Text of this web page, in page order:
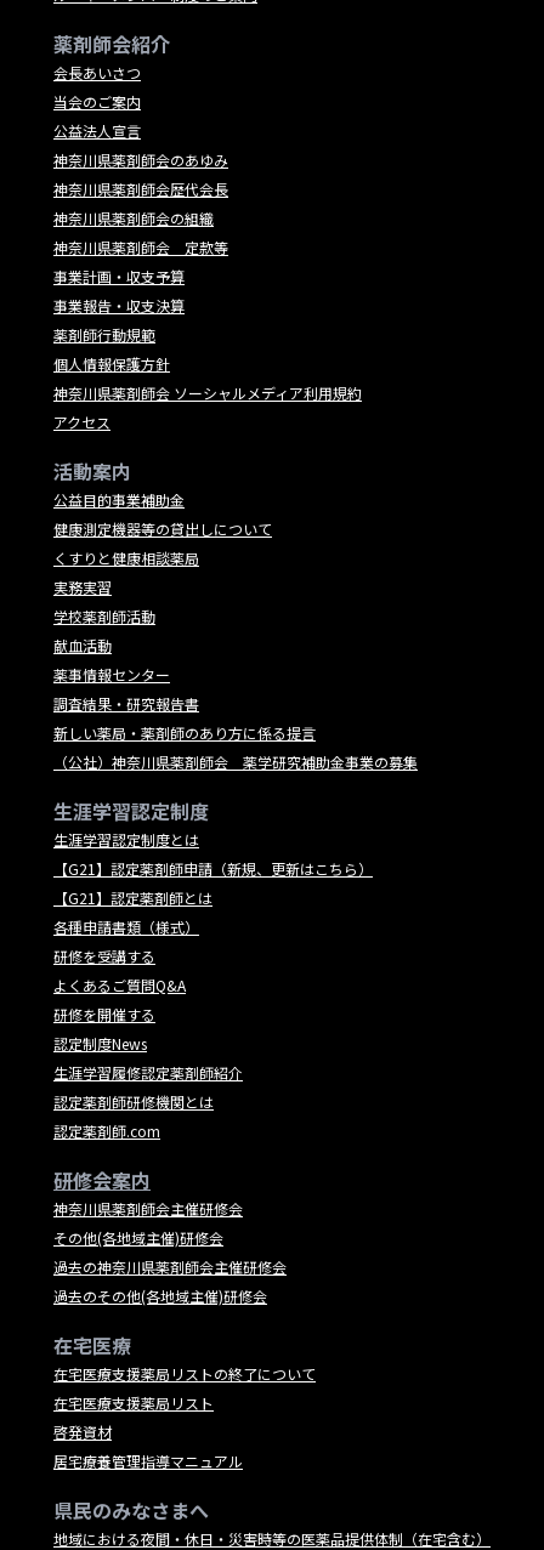
薬剤師会紹介
会長あいさつ
当会のご案内
公益法人宣言
神奈川県薬剤師会のあゆみ
神奈川県薬剤師会歴代会長
神奈川県薬剤師会の組織
神奈川県薬剤師会 定款等
事業計画・収支予算
事業報告・収支決算
薬剤師行動規範
個人情報保護方針
神奈川県薬剤師会 ソーシャルメディア利用規約
アクセス
活動案内
公益目的事業補助金
健康測定機器等の貸出しについて
くすりと健康相談薬局
実務実習
学校薬剤師活動
献血活動
薬事情報センター
調査結果・研究報告書
新しい薬局・薬剤師のあり方に係る提言
（公社）神奈川県薬剤師会 薬学研究補助金事業の募集
生涯学習認定制度
生涯学習認定制度とは
【G21】認定薬剤師申請（新規、更新はこちら）
【G21】認定薬剤師とは
各種申請書類（様式）
研修を受講する
よくあるご質問Q&A
研修を開催する
認定制度News
生涯学習履修認定薬剤師紹介
認定薬剤師研修機関とは
認定薬剤師.com
研修会案内
神奈川県薬剤師会主催研修会
その他(各地域主催)研修会
過去の神奈川県薬剤師会主催研修会
過去のその他(各地域主催)研修会
在宅医療
在宅医療支援薬局リストの終了について
在宅医療支援薬局リスト
啓発資材
居宅療養管理指導マニュアル
県民のみなさまへ
地域における夜間・休日・災害時等の医薬品提供体制（在宅含む）